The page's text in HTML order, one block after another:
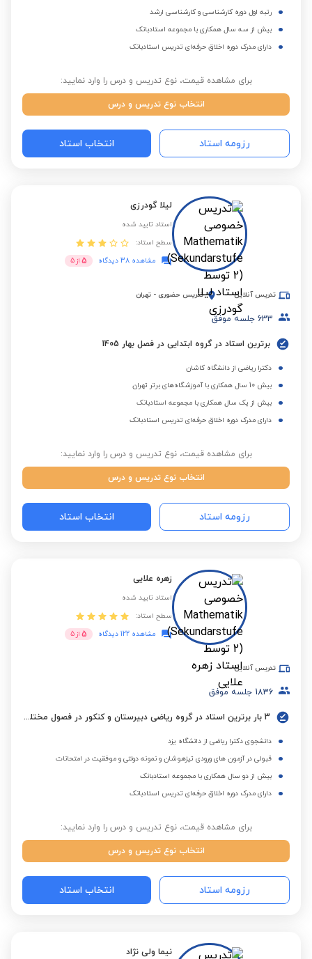
رتبه اول دوره کارشناسی و کارشناسی ارشد
بیش از سه سال همکاری با مجموعه استادبانک
دارای مدرک دوره اخلاق حرفه‌ای تدریس استادبانک
برای مشاهده قیمت، نوع تدریس و درس را وارد نمایید:
انتخاب نوع تدریس و درس
رزومه استاد انتخاب استاد
لیلا گودرزی
استاد تایید شده
سطح استاد:
مشاهده 38 دیدگاه
5 از 5
تدریس آنلاین تدریس حضوری - تهران
633 جلسه موفق
برترین استاد در گروه ابتدایی در فصل بهار 1405
دکترا ریاضی از دانشگاه کاشان
بیش 10 سال همکاری با آموزشگاه‌های برتر تهران
بیش از یک سال همکاری با مجموعه استادبانک
دارای مدرک دوره اخلاق حرفه‌ای تدریس استادبانک
برای مشاهده قیمت، نوع تدریس و درس را وارد نمایید:
انتخاب نوع تدریس و درس
رزومه استاد انتخاب استاد
زهره علایی
استاد تایید شده
سطح استاد:
مشاهده 122 دیدگاه
5 از 5
تدریس آنلاین
1836 جلسه موفق
3 بار برترین استاد در گروه ریاضی دبیرستان و کنکور در فصول مختلف
دانشجوی دکترا ریاضی از دانشگاه یزد
قبولی در آزمون های ورودی تیزهوشان و نمونه دولتی و موفقیت در امتحانات
بیش از دو سال همکاری با مجموعه استادبانک
دارای مدرک دوره اخلاق حرفه‌ای تدریس استادبانک
برای مشاهده قیمت، نوع تدریس و درس را وارد نمایید:
انتخاب نوع تدریس و درس
رزومه استاد انتخاب استاد
نیما ولی نژاد